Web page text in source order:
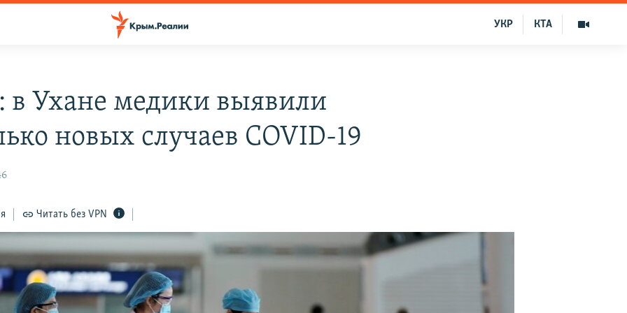
КТА
УКР
в Ухане медики выявили
новых случаев COVID-19
Читать без VPN